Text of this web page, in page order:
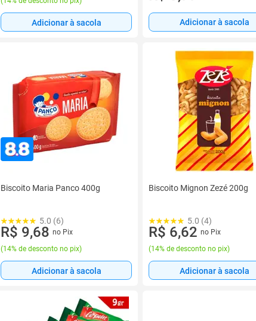
Adicionar à sacola Adicionar à sacola
Biscoito Maria Panco 400g
5.0 (6)
R$ 9,68 no Pix
(14% de desconto no pix)
Adicionar à sacola
Biscoito Mignon Zezé 200g
5.0 (4)
R$ 6,62 no Pix
(14% de desconto no pix)
Adicionar à sacola